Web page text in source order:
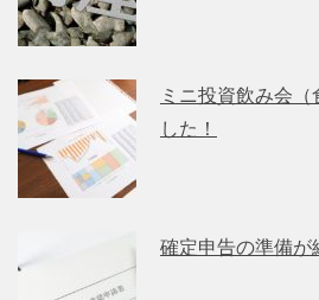
ミニ投資飲み会（
した！
確定申告の準備が